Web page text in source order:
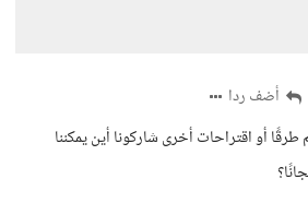
أضف ردا
طرقًا أو اقتراحات أخرى شاركونا أين يمكننا